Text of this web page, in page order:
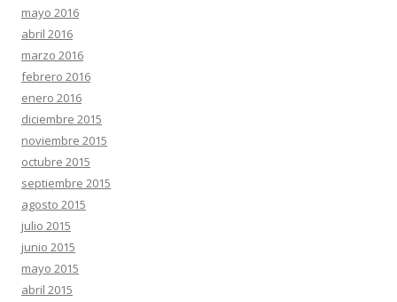
mayo 2016
abril 2016
marzo 2016
febrero 2016
enero 2016
diciembre 2015
noviembre 2015
octubre 2015
septiembre 2015
agosto 2015
julio 2015
junio 2015
mayo 2015
abril 2015